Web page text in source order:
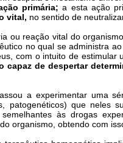
primária; a esta ação
vital, no sentido de
ou reação vital do
no qual se administra
com o intuito de
capaz de despertar
a experimentar uma
patogenéticos) que neles
às drogas
organismo, obtendo com